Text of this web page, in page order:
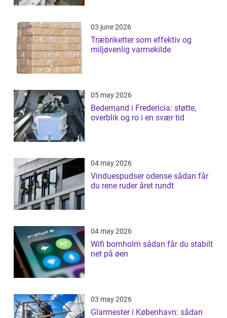
03 june 2026
Træbriketter som effektiv og
miljøvenlig varmekilde
05 may 2026
Bedemand i Fredericia: støtte,
overblik og ro i en svær tid
04 may 2026
Vinduespudser odense sådan får
du rene ruder året rundt
04 may 2026
Wifi bornholm sådan får du stabilt
net på øen
03 may 2026
Glarmester i København: sådan